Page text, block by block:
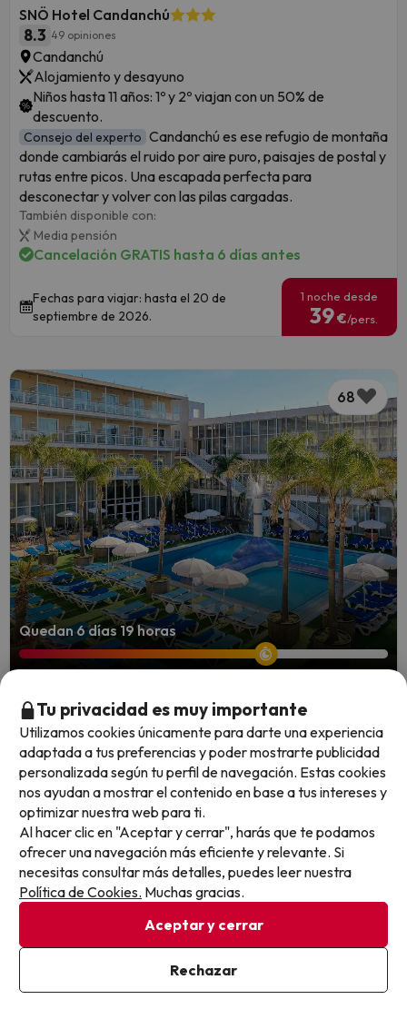
Ver en mapa
SNÖ Hotel Candanchú
8.3 49 opiniones
Candanchú
Alojamiento y desayuno
Niños hasta 11 años: 1º y 2º viajan con un 50% de
descuento.
Consejo del experto Candanchú es ese refugio de montaña
donde cambiarás el ruido por aire puro, paisajes de postal y
rutas entre picos. Una escapada perfecta para
desconectar y volver con las pilas cargadas.
También disponible con:
Media pensión
Cancelación GRATIS hasta 6 días antes
Fechas para viajar: hasta el 20 de
septiembre de 2026.
1 noche desde
39€/pers.
68
Quedan 6 días 19 horas
en la Costa Brava
Htop Platja Park
7.7 2744 opiniones
Platja d'Aro, Costa Brava
Pensión completa
Niños de 2 a 13 años: el 1º y el 2º viajan con un 50% de
descuento.
Sabías que...? El Camí de Ronda de Platja d'Aro a S'Agaró
es considerado el más 'glamuroso' de Cataluña: túneles,
miradores y escaleras de piedra con vistas al Mediterráneo.
También disponible con:
Cancelación GRATIS hasta 8 días antes
Tu privacidad es muy importante
Utilizamos cookies únicamente para darte una experiencia
adaptada a tus preferencias y poder mostrarte publicidad
personalizada según tu perfil de navegación. Estas cookies
nos ayudan a mostrar el contenido en base a tus intereses y
optimizar nuestra web para ti.
Al hacer clic en "Aceptar y cerrar", harás que te podamos
ofrecer una navegación más eficiente y relevante. Si
necesitas consultar más detalles, puedes leer nuestra
Política de Cookies. Muchas gracias.
Aceptar y cerrar
Rechazar